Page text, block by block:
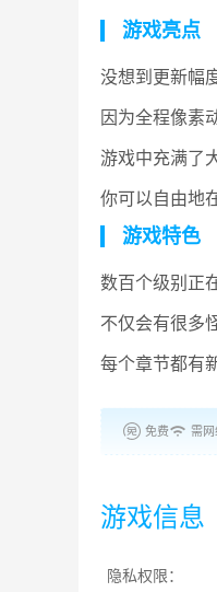
游戏亮点
没想到更新幅
因为全程像素
游戏中充满了
你可以自由地
游戏特色
数百个级别正
不仅会有很多
每个章节都有
免费 需网
游戏信息
隐私权限：